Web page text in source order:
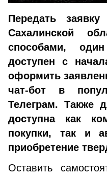
Передать
Сахалинской
способами,
доступен с
оформить
чат-бот в
Телеграм. Также
доступна как
покупки, так и
приобретение
Оставить